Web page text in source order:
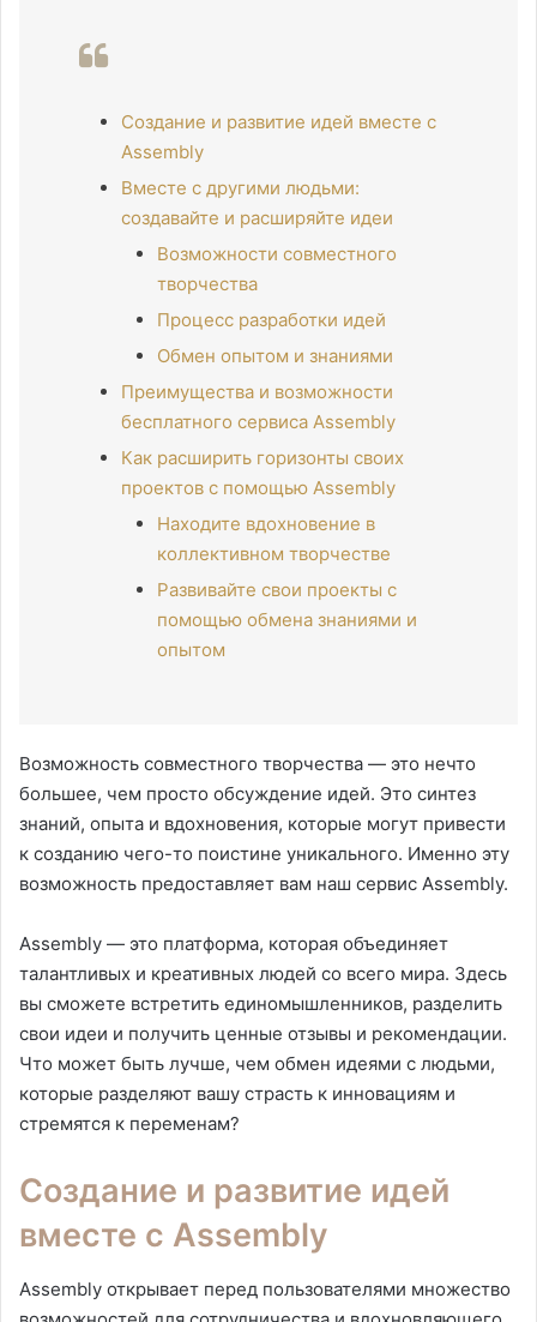
Создание и развитие идей вместе с
Assembly
Вместе с другими людьми:
создавайте и расширяйте идеи
Возможности совместного
творчества
Процесс разработки идей
Обмен опытом и знаниями
Преимущества и возможности
бесплатного сервиса Assembly
Как расширить горизонты своих
проектов с помощью Assembly
Находите вдохновение в
коллективном творчестве
Развивайте свои проекты с
помощью обмена знаниями и
опытом
Возможность совместного творчества — это нечто
большее, чем просто обсуждение идей. Это синтез
знаний, опыта и вдохновения, которые могут привести
к созданию чего-то поистине уникального. Именно эту
возможность предоставляет вам наш сервис Assembly.
Assembly — это платформа, которая объединяет
талантливых и креативных людей со всего мира. Здесь
вы сможете встретить единомышленников, разделить
свои идеи и получить ценные отзывы и рекомендации.
Что может быть лучше, чем обмен идеями с людьми,
которые разделяют вашу страсть к инновациям и
стремятся к переменам?
Создание и развитие идей
вместе с Assembly
Assembly открывает перед пользователями множество